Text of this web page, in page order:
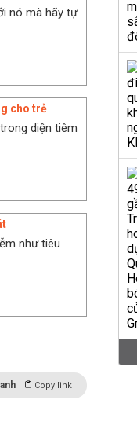
nó mà hãy tự
cho trẻ
diện tiêm
như tiêu
Copy link